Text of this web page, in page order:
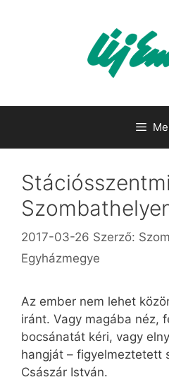
2017-03-26 Szerző:
Egyházmegye
Az ember nem lehet
iránt. Vagy magába néz,
bocsánatát kéri, vagy
hangját – figyelmeztetett
Császár István.